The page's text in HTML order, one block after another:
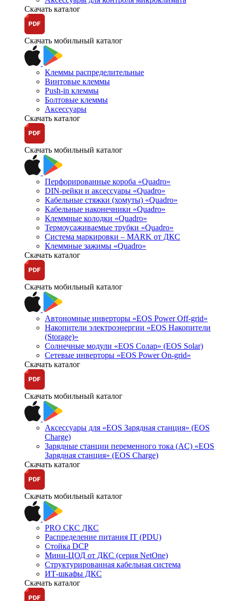
Скачать каталог
Скачать мобильный каталог
Клеммы распределительные
Винтовые клеммы
Push-in клеммы
Болтовые клеммы
Аксессуары
Скачать каталог
Скачать мобильный каталог
Перфорированные короба «Quadro»
DIN-рейки и аксессуары «Quadro»
Кабельные стяжки (хомуты) «Quadro»
Кабельные наконечники «Quadro»
Клеммные колодки «Quadro»
Термоусаживаемые трубки «Quadro»
Система маркировки – MARK от ДКС
Клеммные зажимы «Quadro»
Скачать каталог
Скачать мобильный каталог
Автономные инверторы «EOS Power Off-grid»
Накопители электроэнергии «EOS Накопители
(Storage)»
Солнечные модули «EOS Солар» (EOS Solar)
Сетевые инверторы «EOS Power On-grid»
Скачать каталог
Скачать мобильный каталог
Аксессуары для «EOS Зарядная станция» (EOS
Charge)
Зарядные станции переменного тока (AC) «EOS
Зарядная станция» (EOS Charge)
Скачать каталог
Скачать мобильный каталог
PRO СКС ДКС
Распределение питания IT (PDU)
Стойка DCP
Мини-ЦОД от ДКС (серия NetOne)
Структурированная кабельная система
ИТ-шкафы ДКС
Скачать каталог